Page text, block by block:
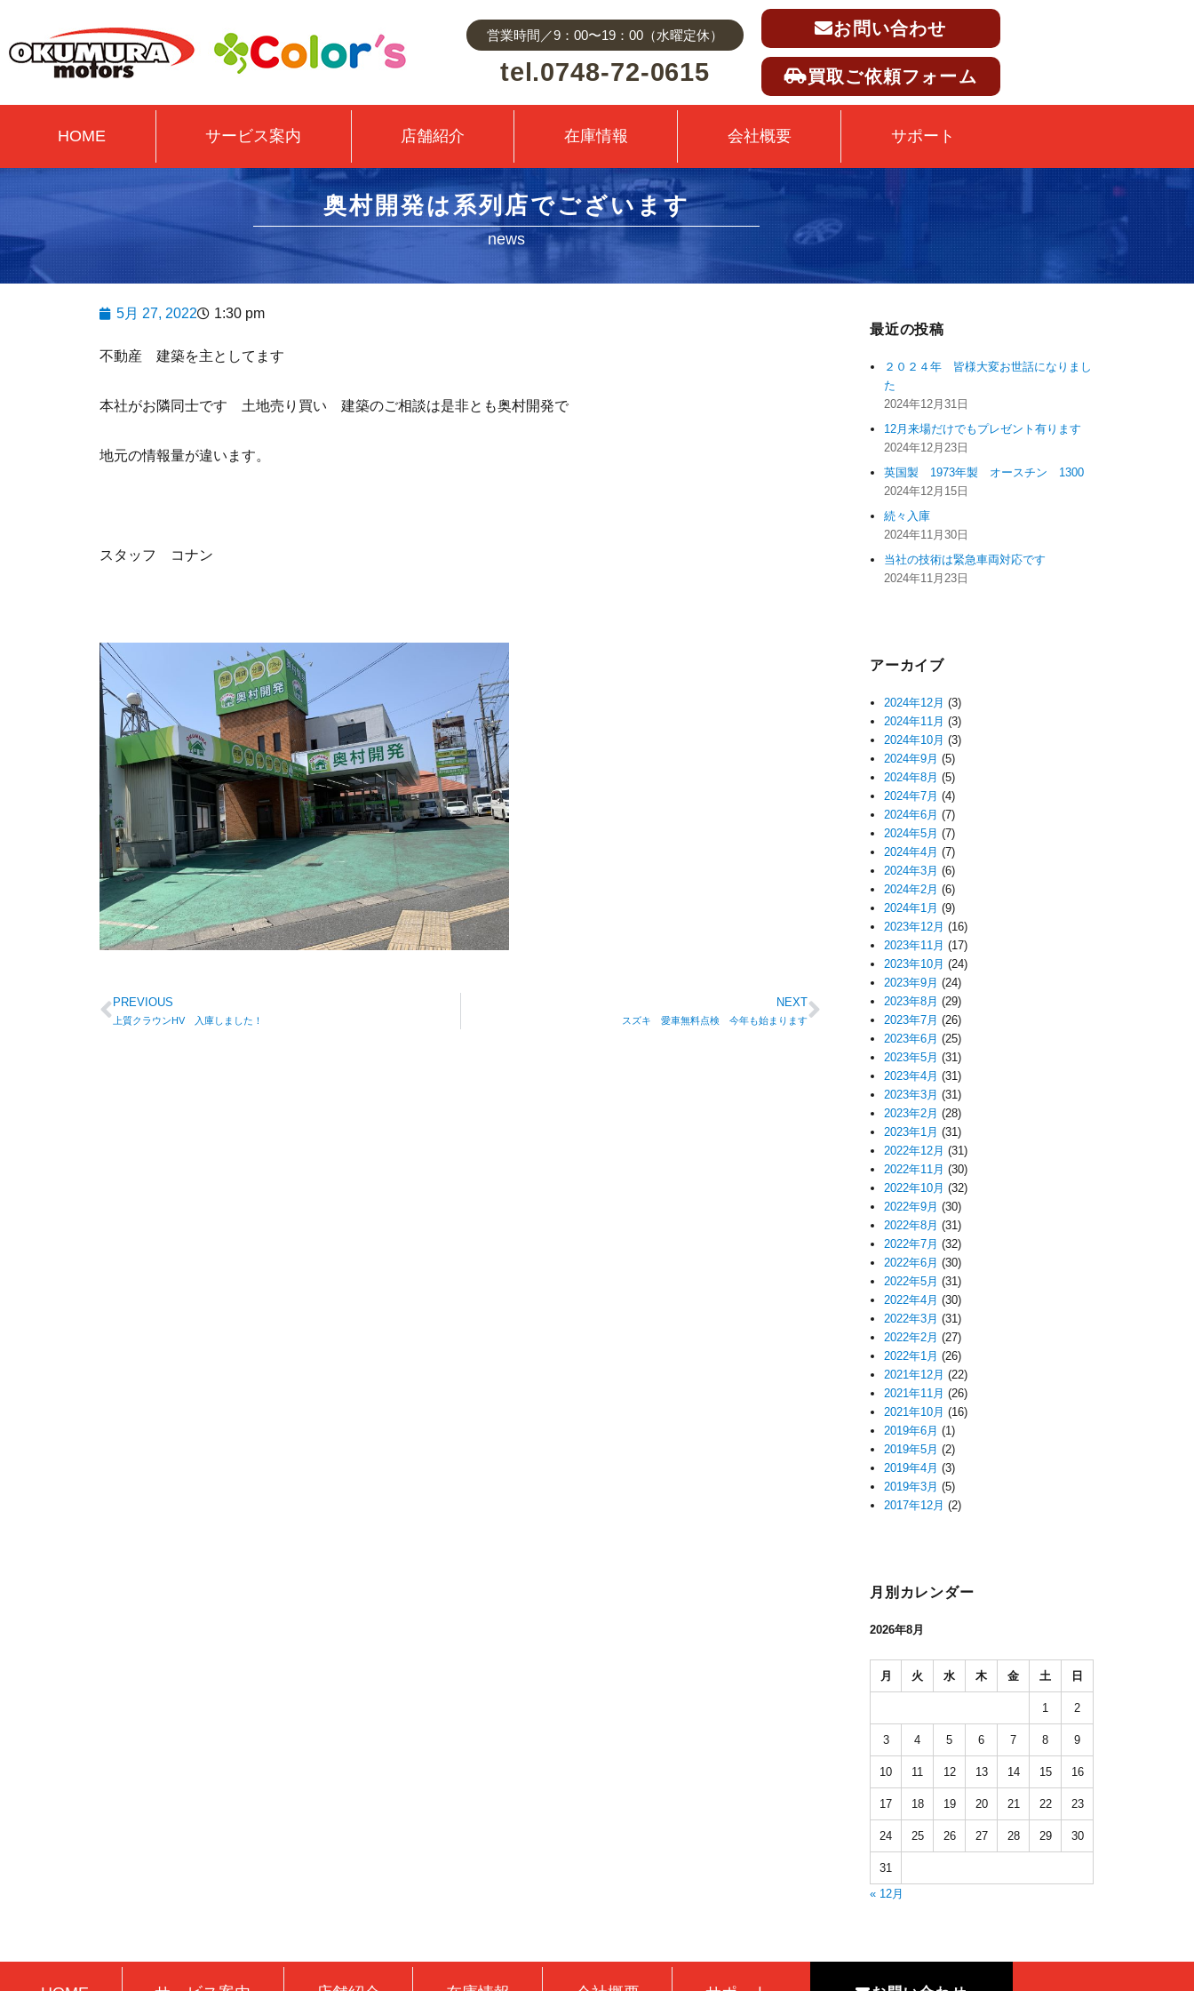
営業時間／9：00〜19：00（水曜定休）
tel.0748-72-0615
お問い合わせ
買取ご依頼フォーム
HOME サービス案内 店舗紹介 在庫情報 会社概要 サポート
奥村開発は系列店でございます
news
5月 27, 2022 1:30 pm
不動産 建築を主としてます
本社がお隣同士です 土地売り買い 建築のご相談は是非とも奥村開発で
地元の情報量が違います。
スタッフ コナン
PREVIOUS
上質クラウンHV 入庫しました！
NEXT
スズキ 愛車無料点検 今年も始まります
最近の投稿
２０２４年 皆様大変お世話になりまし
た
2024年12月31日
12月来場だけでもプレゼント有ります
2024年12月23日
英国製 1973年製 オースチン 1300
2024年12月15日
続々入庫
2024年11月30日
当社の技術は緊急車両対応です
2024年11月23日
アーカイブ
2024年12月 (3)
2024年11月 (3)
2024年10月 (3)
2024年9月 (5)
2024年8月 (5)
2024年7月 (4)
2024年6月 (7)
2024年5月 (7)
2024年4月 (7)
2024年3月 (6)
2024年2月 (6)
2024年1月 (9)
2023年12月 (16)
2023年11月 (17)
2023年10月 (24)
2023年9月 (24)
2023年8月 (29)
2023年7月 (26)
2023年6月 (25)
2023年5月 (31)
2023年4月 (31)
2023年3月 (31)
2023年2月 (28)
2023年1月 (31)
2022年12月 (31)
2022年11月 (30)
2022年10月 (32)
2022年9月 (30)
2022年8月 (31)
2022年7月 (32)
2022年6月 (30)
2022年5月 (31)
2022年4月 (30)
2022年3月 (31)
2022年2月 (27)
2022年1月 (26)
2021年12月 (22)
2021年11月 (26)
2021年10月 (16)
2019年6月 (1)
2019年5月 (2)
2019年4月 (3)
2019年3月 (5)
2017年12月 (2)
月別カレンダー
2026年8月
月 火 水 木 金 土 日
1 2
3 4 5 6 7 8 9
10 11 12 13 14 15 16
17 18 19 20 21 22 23
24 25 26 27 28 29 30
31
« 12月